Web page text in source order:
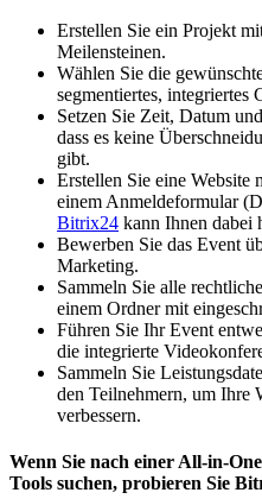
Erstellen Sie ein Projekt
Meilensteinen.
Wählen Sie die
segmentiertes, integriertes
Setzen Sie Zeit, Datum
dass es keine
gibt.
Erstellen Sie eine Website
einem Anmeldeformular
Bitrix24 kann Ihnen dabei
Bewerben Sie das Event
Marketing.
Sammeln Sie alle
einem Ordner mit
Führen Sie Ihr Event
die integrierte
Sammeln Sie
den Teilnehmern, um
verbessern.
Wenn Sie nach einer All-in-
Tools suchen, probieren Sie